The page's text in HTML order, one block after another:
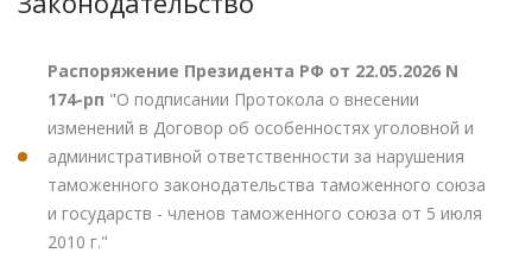
Распоряжение Президента РФ от 22.05.2026 N
174-рп "О подписании Протокола о внесении
изменений в Договор об особенностях уголовной и
административной ответственности за нарушения
таможенного законодательства таможенного союза
и государств - членов таможенного союза от 5 июля
2010 г."